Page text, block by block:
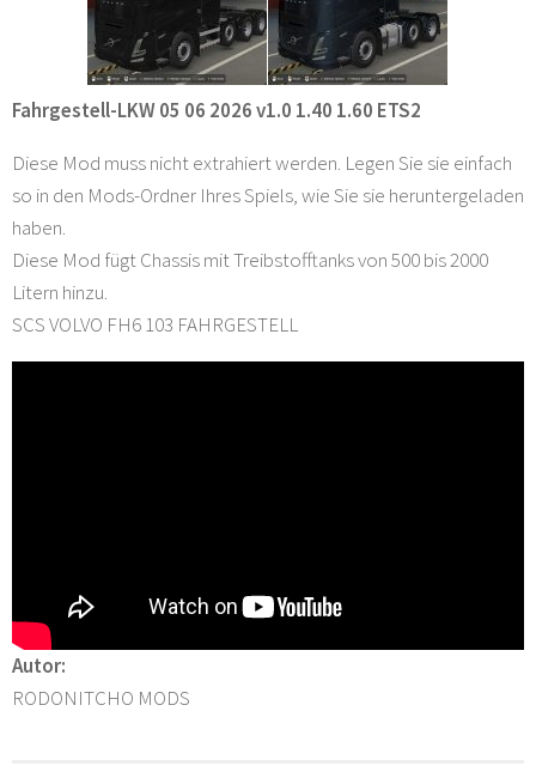
Fahrgestell-LKW 05 06 2026 v1.0 1.40 1.60 ETS2
Diese Mod muss nicht extrahiert werden. Legen Sie sie einfach
so in den Mods-Ordner Ihres Spiels, wie Sie sie heruntergeladen
haben.
Diese Mod fügt Chassis mit Treibstofftanks von 500 bis 2000
Litern hinzu.
SCS VOLVO FH6 103 FAHRGESTELL
Autor:
RODONITCHO MODS